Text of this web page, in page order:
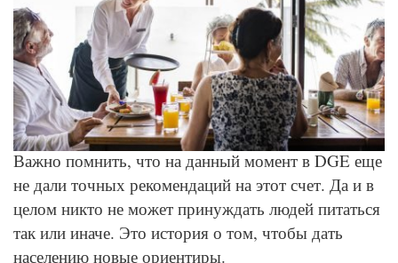
© Depositphotos
Важно помнить, что на данный момент в DGE еще
не дали точных рекомендаций на этот счет. Да и в
целом никто не может принуждать людей питаться
так или иначе. Это история о том, чтобы дать
населению новые ориентиры.